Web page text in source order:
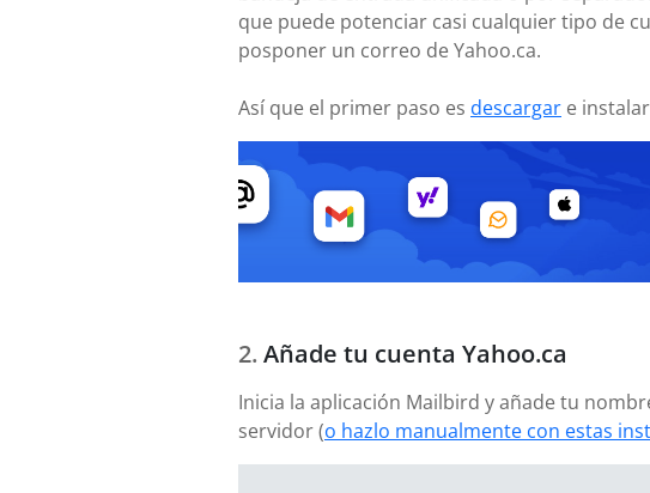
que puede potenciar casi cualquier tipo de
posponer un correo de Yahoo.ca.
Así que el primer paso es descargar e
Añade tu cuenta Yahoo.ca
Inicia la aplicación Mailbird y añade tu
servidor (o hazlo manualmente con estas